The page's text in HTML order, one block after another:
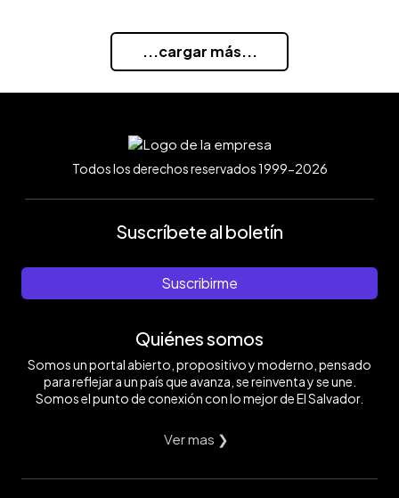
...cargar más...
Todos los derechos reservados 1999-2026
Suscríbete al boletín
Suscribirme
Quiénes somos
Somos un portal abierto, propositivo y moderno, pensado
para reflejar a un país que avanza, se reinventa y se une.
Somos el punto de conexión con lo mejor de El Salvador.
Ver mas ❯